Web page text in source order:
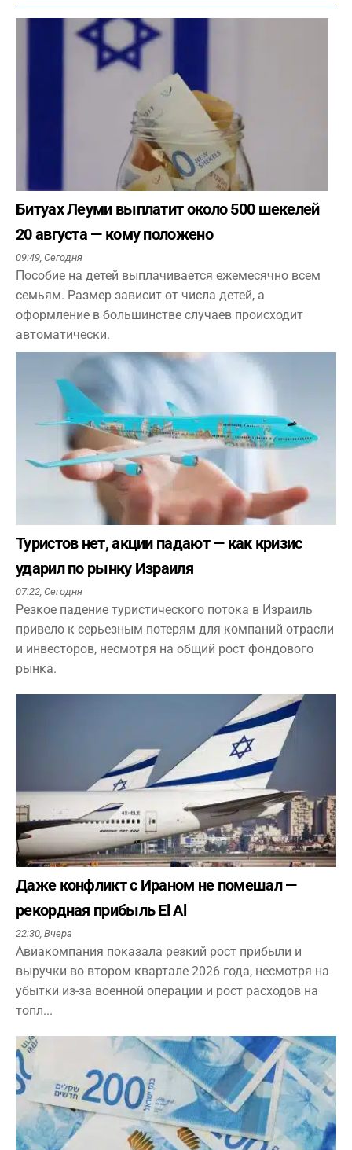
Битуах Леуми выплатит около 500 шекелей
20 августа — кому положено
09:49, Сегодня
Пособие на детей выплачивается ежемесячно всем
семьям. Размер зависит от числа детей, а
оформление в большинстве случаев происходит
автоматически.
Туристов нет, акции падают — как кризис
ударил по рынку Израиля
07:22, Сегодня
Резкое падение туристического потока в Израиль
привело к серьезным потерям для компаний отрасли
и инвесторов, несмотря на общий рост фондового
рынка.
Даже конфликт с Ираном не помешал —
рекордная прибыль El Al
22:30, Вчера
Авиакомпания показала резкий рост прибыли и
выручки во втором квартале 2026 года, несмотря на
убытки из-за военной операции и рост расходов на
топл...